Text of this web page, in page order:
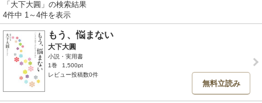
「大下大圓」の検索結果
4件中 1～4件を表示
もう、悩まない
大下大圓
小説・実用書
1巻
1,500pt
レビュー投稿数0件
無料立読み